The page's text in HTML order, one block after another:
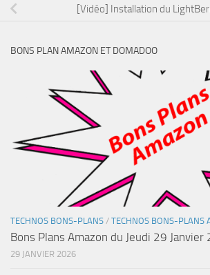
[Vidéo] Installation du
BONS PLAN AMAZON ET DOMADOO
TECHNOS BONS-PLANS / TECHNOS BONS-PLANS
Bons Plans Amazon du Jeudi 29 Janvier
29 JANVIER 2026